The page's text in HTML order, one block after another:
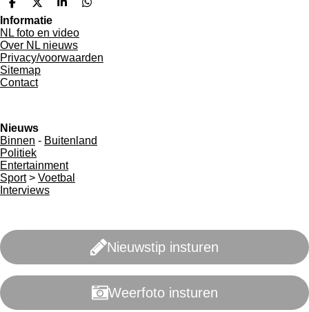
D
e
e
n
D
e
e
l
S
a
r
e
D
n
Informatie
NL foto en video
Over NL nieuws
Privacy/voorwaarden
Sitemap
Contact
Nieuws
Binnen - Buitenland
Politiek
Entertainment
Sport> Voetbal
Interviews
Nieuwstip insturen
Weerfoto insturen